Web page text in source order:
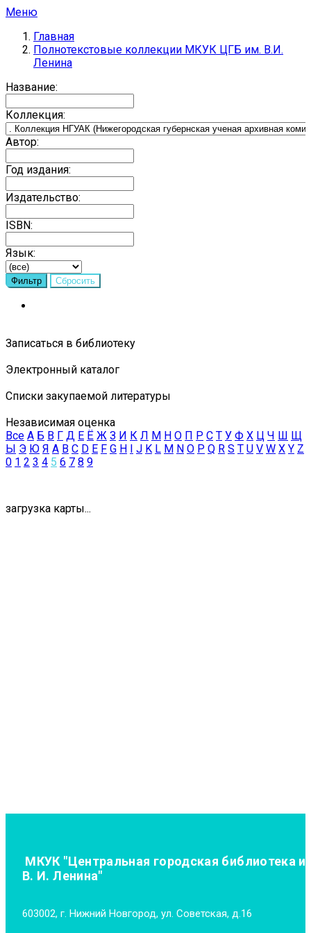
Меню
Главная
Полнотекстовые коллекции МКУК ЦГБ им. В.И.
Ленина
Название:
Коллекция:
Автор:
Год издания:
Издательство:
ISBN:
Язык:
Записаться в библиотеку
Электронный каталог
Списки закупаемой литературы
Независимая оценка
Все А Б В Г Д Е Ё Ж З И К Л М Н О П Р С Т У Ф Х Ц Ч Ш Щ
Ы Э Ю Я A B C D E F G H I J K L M N O P Q R S T U V W X Y Z
0 1 2 3 4 5 6 7 8 9
загрузка карты...
МКУК "Центральная городская библиотека
В. И. Ленина"
603002, г. Нижний Новгород, ул. Советская, д.16